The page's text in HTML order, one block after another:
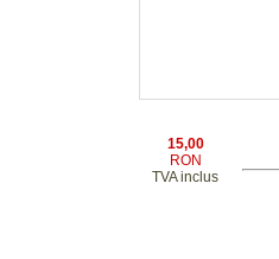
15,00
RON
TVA inclus